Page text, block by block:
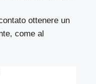
ottenere un
come al